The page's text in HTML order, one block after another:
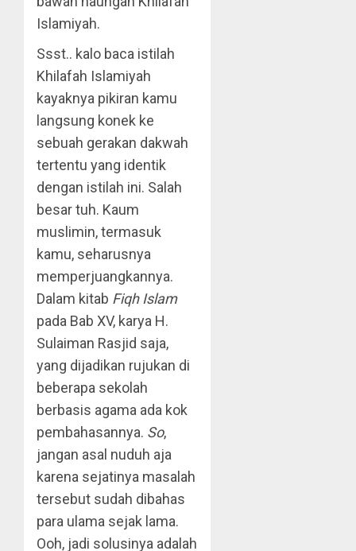
Islamiyah.
Ssst.. kalo baca istilah
Khilafah Islamiyah
kayaknya pikiran kamu
langsung konek ke
sebuah gerakan dakwah
tertentu yang identik
dengan istilah ini. Salah
besar tuh. Kaum
muslimin, termasuk
kamu, seharusnya
memperjuangkannya.
Dalam kitab Fiqh Islam
pada Bab XV, karya H.
Sulaiman Rasjid saja,
yang dijadikan rujukan di
beberapa sekolah
berbasis agama ada kok
pembahasannya. So,
jangan asal nuduh aja
karena sejatinya masalah
tersebut sudah dibahas
para ulama sejak lama.
Ooh, jadi solusinya adalah